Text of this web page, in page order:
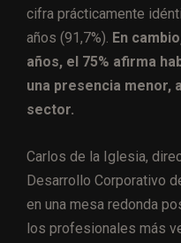
cifra prácticamente
años (91,7%). En
años, el 75% afirma
una presencia menor,
sector.
Carlos de la Iglesia,
Desarrollo Corporativo
en una mesa redonda
los profesionales más